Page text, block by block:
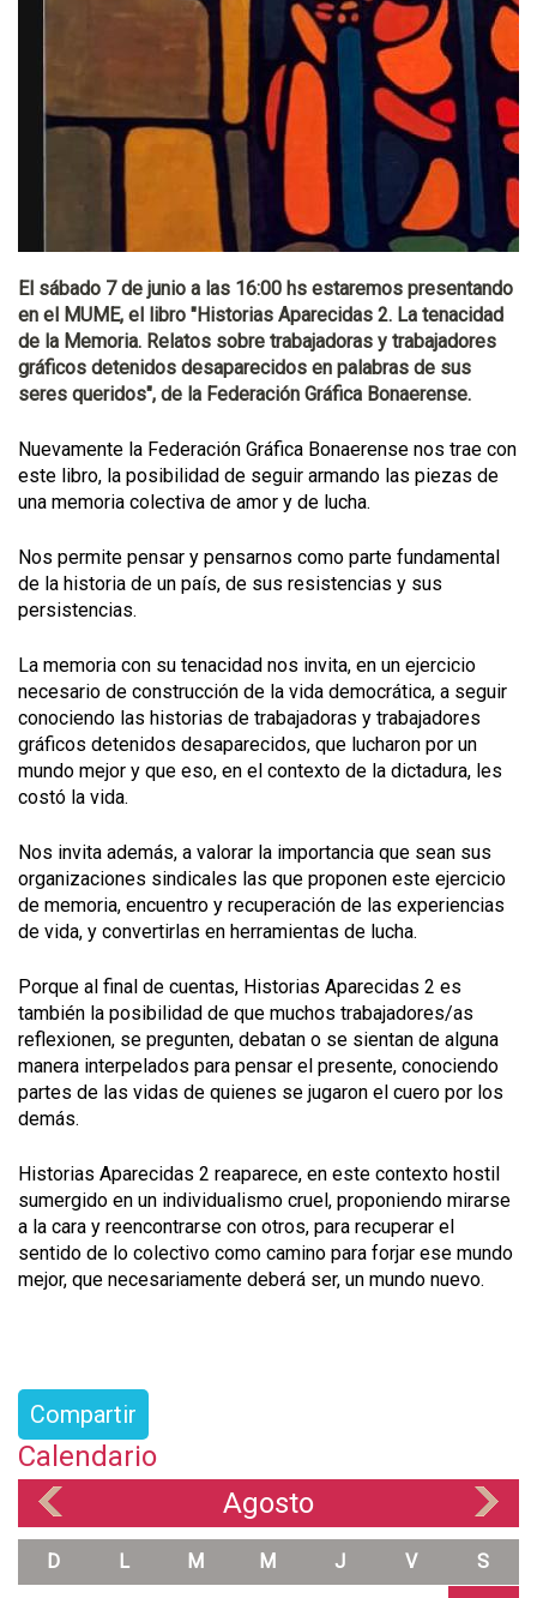
El sábado 7 de junio a las 16:00 hs estaremos presentando
en el MUME, el libro "Historias Aparecidas 2. La tenacidad
de la Memoria. Relatos sobre trabajadoras y trabajadores
gráficos detenidos desaparecidos en palabras de sus
seres queridos", de la Federación Gráfica Bonaerense.
Nuevamente la Federación Gráfica Bonaerense nos trae con
este libro, la posibilidad de seguir armando las piezas de
una memoria colectiva de amor y de lucha.
Nos permite pensar y pensarnos como parte fundamental
de la historia de un país, de sus resistencias y sus
persistencias.
La memoria con su tenacidad nos invita, en un ejercicio
necesario de construcción de la vida democrática, a seguir
conociendo las historias de trabajadoras y trabajadores
gráficos detenidos desaparecidos, que lucharon por un
mundo mejor y que eso, en el contexto de la dictadura, les
costó la vida.
Nos invita además, a valorar la importancia que sean sus
organizaciones sindicales las que proponen este ejercicio
de memoria, encuentro y recuperación de las experiencias
de vida, y convertirlas en herramientas de lucha.
Porque al final de cuentas, Historias Aparecidas 2 es
también la posibilidad de que muchos trabajadores/as
reflexionen, se pregunten, debatan o se sientan de alguna
manera interpelados para pensar el presente, conociendo
partes de las vidas de quienes se jugaron el cuero por los
demás.
Historias Aparecidas 2 reaparece, en este contexto hostil
sumergido en un individualismo cruel, proponiendo mirarse
a la cara y reencontrarse con otros, para recuperar el
sentido de lo colectivo como camino para forjar ese mundo
mejor, que necesariamente deberá ser, un mundo nuevo.
Compartir
Calendario
Agosto
D L M M J V S